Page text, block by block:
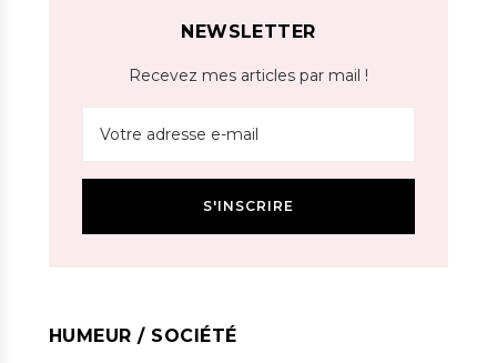
NEWSLETTER
Recevez mes articles par mail !
HUMEUR / SOCIÉTÉ